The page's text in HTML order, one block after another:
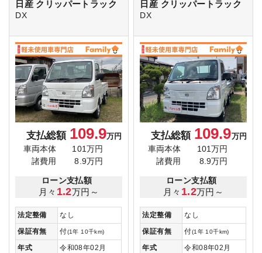
日産 クリッパートラック
DX
支払総額 109.9万円
車両本体
101万円
諸費用
8.9万円
ローン支払額
月々 1.2万円～
法定整備
なし
保証有無
付(1年 10千km)
年式
令和08年02月
日産 クリッパートラック
DX
支払総額 109.9万円
車両本体
101万円
諸費用
8.9万円
ローン支払額
月々 1.2万円～
法定整備
なし
保証有無
付(1年 10千km)
年式
令和08年02月